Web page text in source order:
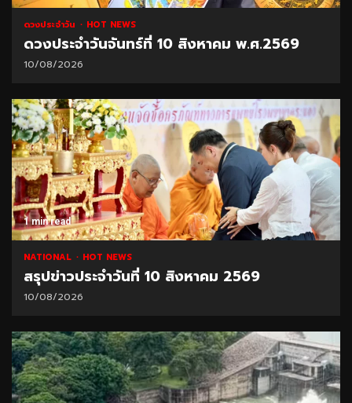
ดวงประจำวัน HOT NEWS
ดวงประจำวันจันทร์ที่ 10 สิงหาคม พ.ศ.2569
10/08/2026
1 min read
NATIONAL HOT NEWS
สรุปข่าวประจำวันที่ 10 สิงหาคม 2569
10/08/2026